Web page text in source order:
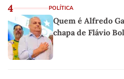
4 POLÍTICA
Quem é Alfredo
chapa de Flávio